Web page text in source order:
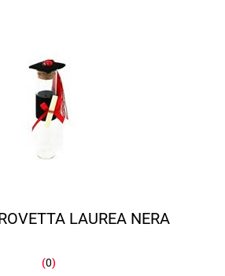
LAUREA NERA
(0)